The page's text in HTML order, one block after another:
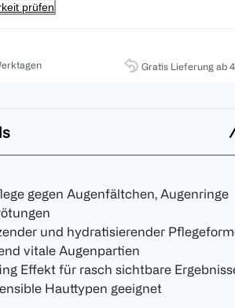
prüfen
Gratis Lieferung ab
gegen Augenfältchen, Augenringe
und hydratisierender
vitale Augenpartien
Effekt für rasch sichtbare
Hauttypen geeignet